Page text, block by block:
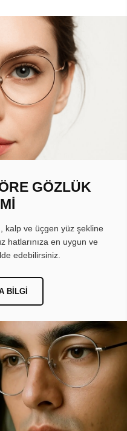
GÖZLÜK
kalp ve üçgen yüz şekline
hatlarınıza en uygun ve
edebilirsiniz.
BILGI